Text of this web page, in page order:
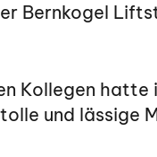
Bernkogel
Kollegen hatte
und lässige